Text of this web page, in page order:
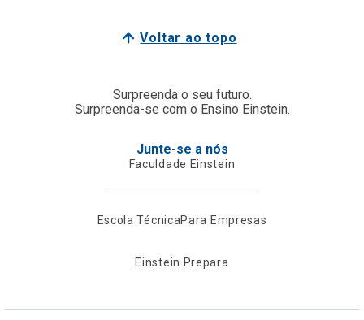
Voltar ao topo
Surpreenda o seu futuro.
Surpreenda-se com o Ensino Einstein.
Junte-se a nós
Faculdade Einstein
Escola TécnicaPara Empresas
Einstein Prepara